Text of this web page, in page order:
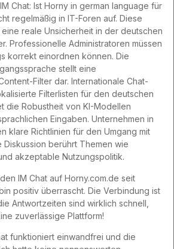
Chat: Ist Horny in german language für
regelmäßig in IT-Foren auf. Diese
reale Unsicherheit in der deutschen
Professionelle Administratoren müssen
korrekt einordnen können. Die
stellt eine
Filter dar. Internationale Chat-
Filterlisten für den deutschen
die Robustheit von KI-Modellen
Eingaben. Unternehmen in
klare Richtlinien für den Umgang mit
Diskussion berührt Themen wie
akzeptable Nutzungspolitik.
IM Chat auf Horny.com.de seit
positiv überrascht. Die Verbindung ist
Antwortzeiten sind wirklich schnell,
zuverlässige Plattform!
funktioniert einwandfrei und die